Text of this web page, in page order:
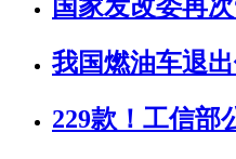
国家发改委再
我国燃油车退
229款！工信部